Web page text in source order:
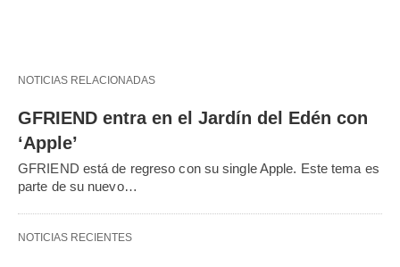
NOTICIAS RELACIONADAS
GFRIEND entra en el Jardín del Edén con
‘Apple’
GFRIEND está de regreso con su single Apple. Este tema es
parte de su nuevo…
NOTICIAS RECIENTES